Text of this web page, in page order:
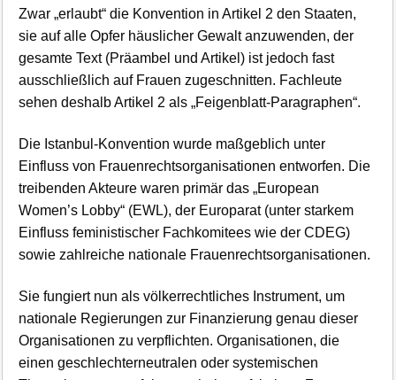
Zwar „erlaubt“ die Konvention in Artikel 2 den Staaten,
sie auf alle Opfer häuslicher Gewalt anzuwenden, der
gesamte Text (Präambel und Artikel) ist jedoch fast
ausschließlich auf Frauen zugeschnitten. Fachleute
sehen deshalb Artikel 2 als „Feigenblatt-Paragraphen“.
Die Istanbul-Konvention wurde maßgeblich unter
Einfluss von Frauenrechtsorganisationen entworfen. Die
treibenden Akteure waren primär das „European
Women’s Lobby“ (EWL), der Europarat (unter starkem
Einfluss feministischer Fachkomitees wie der CDEG)
sowie zahlreiche nationale Frauenrechtsorganisationen.
Sie fungiert nun als völkerrechtliches Instrument, um
nationale Regierungen zur Finanzierung genau dieser
Organisationen zu verpflichten. Organisationen, die
einen geschlechterneutralen oder systemischen